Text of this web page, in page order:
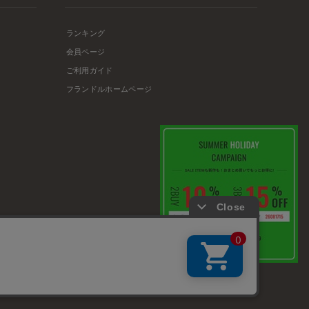
ランキング
会員ページ
ご利用ガイド
フランドルホームページ